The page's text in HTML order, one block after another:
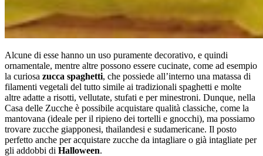
Alcune di esse hanno un uso puramente decorativo, e quindi
ornamentale, mentre altre possono essere cucinate, come ad esempio
la curiosa zucca spaghetti, che possiede all’interno una matassa di
filamenti vegetali del tutto simile ai tradizionali spaghetti e molte
altre adatte a risotti, vellutate, stufati e per minestroni. Dunque, nella
Casa delle Zucche è possibile acquistare qualità classiche, come la
mantovana (ideale per il ripieno dei tortelli e gnocchi), ma possiamo
trovare zucche giapponesi, thailandesi e sudamericane. Il posto
perfetto anche per acquistare zucche da intagliare o già intagliate per
gli addobbi di Halloween.